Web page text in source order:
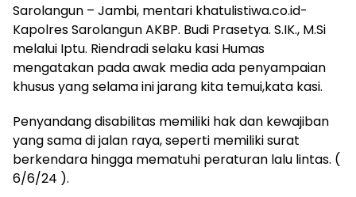
Sarolangun – Jambi, mentari khatulistiwa.co.id-
Kapolres Sarolangun AKBP. Budi Prasetya. S.IK., M.Si
melalui Iptu. Riendradi selaku kasi Humas
mengatakan pada awak media ada penyampaian
khusus yang selama ini jarang kita temui,kata kasi.
Penyandang disabilitas memiliki hak dan kewajiban
yang sama di jalan raya, seperti memiliki surat
berkendara hingga mematuhi peraturan lalu lintas. (
6/6/24 ).